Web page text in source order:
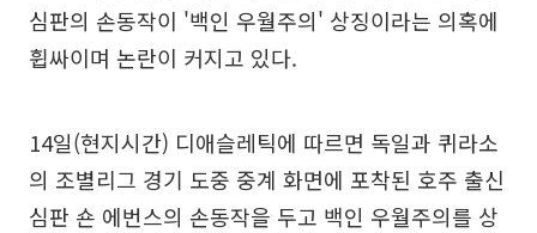
심판의 손동작이 '백인 우월주의' 상징이라는 의혹에
휩싸이며 논란이 커지고 있다.
14일(현지시간) 디애슬레틱에 따르면 독일과 퀴라소
의 조별리그 경기 도중 중계 화면에 포착된 호주 출신
심판 숀 에번스의 손동작을 두고 백인 우월주의를 상